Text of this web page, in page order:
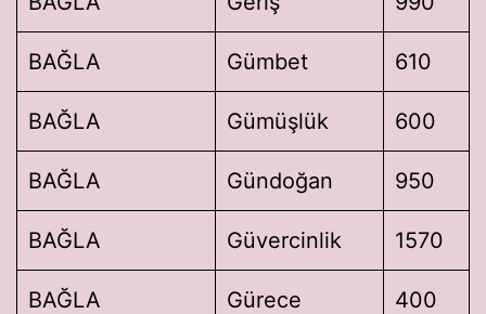
BAĞLA Gümbet 610
BAĞLA Gümüşlük 600
BAĞLA Gündoğan 950
BAĞLA Güvercinlik 1570
BAĞLA Gürece 400